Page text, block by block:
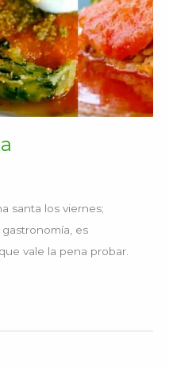
santa los viernes;
es
vale la pena probar.